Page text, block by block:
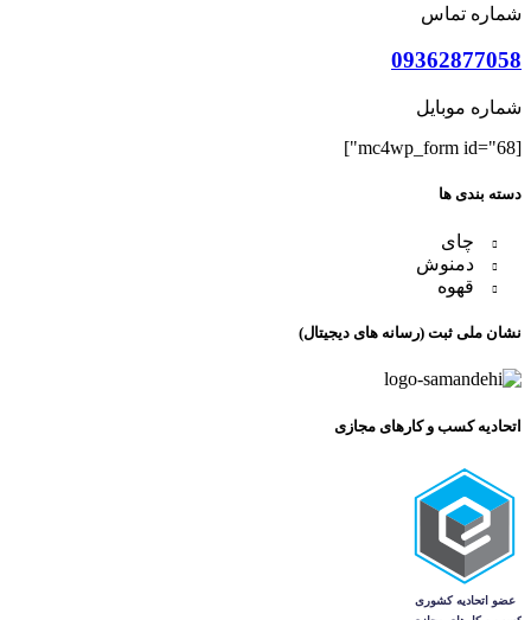
شماره تماس
09362877058
شماره موبایل
[mc4wp_form id="68"]
دسته بندی ها
چای
دمنوش
قهوه
نشان ملی ثبت (رسانه های دیجیتال)
اتحادیه کسب و کارهای مجازی